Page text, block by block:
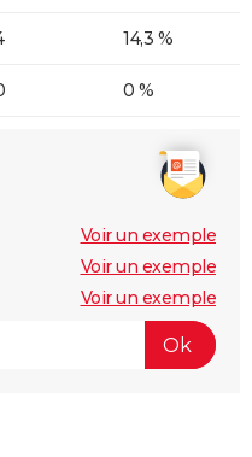
14,3 %
0 %
Voir un exemple
Voir un exemple
Voir un exemple